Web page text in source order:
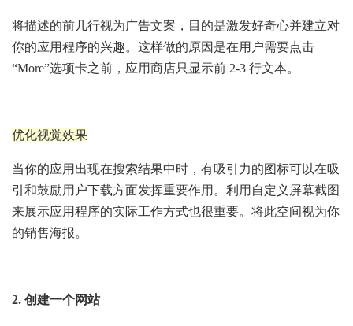
将描述的前几行视为广告文案，目的是激发好奇心并建立对
你的应用程序的兴趣。这样做的原因是在用户需要点击
“More”选项卡之前，应用商店只显示前 2-3 行文本。
优化视觉效果
当你的应用出现在搜索结果中时，有吸引力的图标可以在吸
引和鼓励用户下载方面发挥重要作用。利用自定义屏幕截图
来展示应用程序的实际工作方式也很重要。将此空间视为你
的销售海报。
2. 创建一个网站